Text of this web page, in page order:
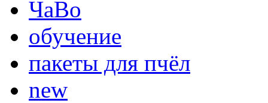
ЧаВо
обучение
пакеты для пчёл
new